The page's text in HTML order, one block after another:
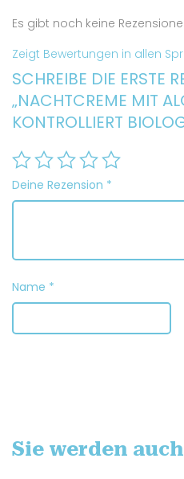
Es gibt noch keine
Zeigt Bewertungen in allen
SCHREIBE DIE ERSTE
„NACHTCREME MIT
KONTROLLIERT
Deine Rezension *
Name *
Sie werden